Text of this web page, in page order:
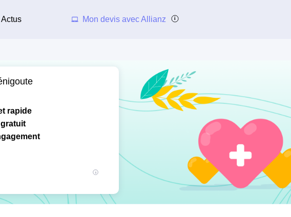
Actus Mon devis avec Allianz
rapide